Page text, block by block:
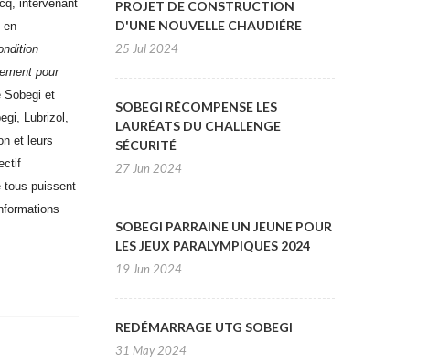
intervenant
en
pour
Sobegi et
Lubrizol,
et leurs
tous puissent
PROJET DE CONSTRUCTION
D'UNE NOUVELLE CHAUDIÉRE
25 Jul 2024
SOBEGI RÉCOMPENSE LES
LAURÉATS DU CHALLENGE
SÉCURITÉ
27 Jun 2024
SOBEGI PARRAINE UN JEUNE POUR
LES JEUX PARALYMPIQUES 2024
19 Jun 2024
REDÉMARRAGE UTG SOBEGI
31 May 2024